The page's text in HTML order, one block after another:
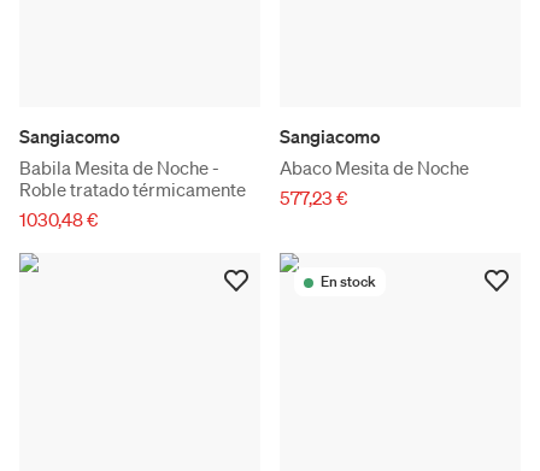
Sangiacomo
Babila Mesita de Noche -
Roble tratado térmicamente
1030,48 €
Sangiacomo
Abaco Mesita de Noche
577,23 €
En stock